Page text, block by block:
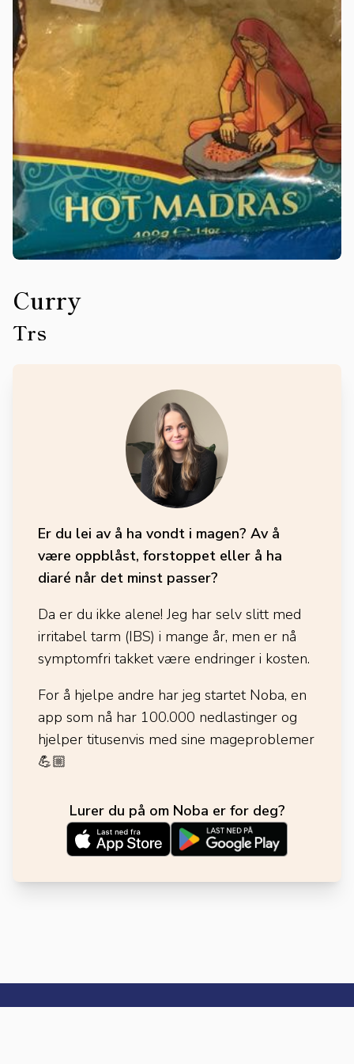
Curry
Trs
Er du lei av å ha vondt i magen? Av å
være oppblåst, forstoppet eller å ha
diaré når det minst passer?
Da er du ikke alene! Jeg har selv slitt med
irritabel tarm (IBS) i mange år, men er nå
symptomfri takket være endringer i kosten.
For å hjelpe andre har jeg startet Noba, en
app som nå har 100.000 nedlastinger og
hjelper titusenvis med sine mageproblemer
💪🏼
Lurer du på om Noba er for deg?